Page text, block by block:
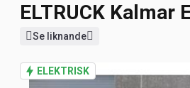
ELTRUCK Kalmar
Se liknande
ELEKTRISK